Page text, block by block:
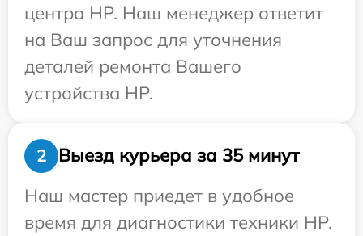
центра HP. Наш менеджер ответит
на Ваш запрос для уточнения
деталей ремонта Вашего
устройства HP.
2
Выезд курьера за 35 минут
Наш мастер приедет в удобное
время для диагностики техники HP.